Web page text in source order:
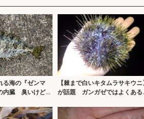
る海の『ゼンマ
内臓 臭いけど美
【棘まで白いキタムラサキウニ
が話題 ガンガゼではよくある